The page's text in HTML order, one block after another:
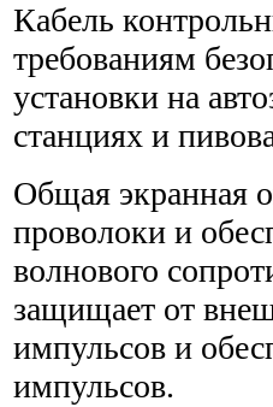
Кабель
требованиям
установки на
станциях и
Общая экранная
проволоки и
волнового
защищает от
импульсов и
импульсов.